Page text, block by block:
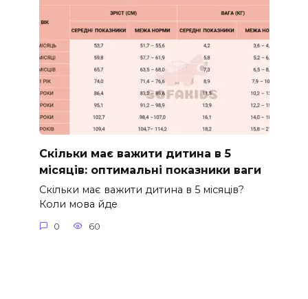
Скільки має важити дитина в 5
місяців: оптимальні показники ваги
Скільки має важити дитина в 5 місяців?
Коли мова йде
0 60